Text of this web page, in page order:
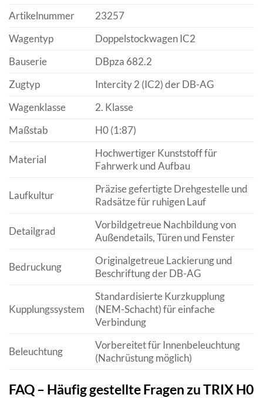
Artikelnummer
23257
Wagentyp
Doppelstockwagen IC2
Bauserie
DBpza 682.2
Zugtyp
Intercity 2 (IC2) der DB-AG
Wagenklasse
2. Klasse
Maßstab
H0 (1:87)
Material
Hochwertiger Kunststoff für
Fahrwerk und Aufbau
Laufkultur
Präzise gefertigte Drehgestelle und
Radsätze für ruhigen Lauf
Detailgrad
Vorbildgetreue Nachbildung von
Außendetails, Türen und Fenster
Bedruckung
Originalgetreue Lackierung und
Beschriftung der DB-AG
Kupplungssystem
Standardisierte Kurzkupplung
(NEM-Schacht) für einfache
Verbindung
Beleuchtung
Vorbereitet für Innenbeleuchtung
(Nachrüstung möglich)
FAQ – Häufig gestellte Fragen zu TRIX H0